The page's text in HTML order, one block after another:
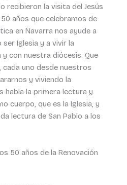
recibieron la visita del Jesús
años que celebramos de
en Navarra nos ayude a
Iglesia y a vivir la
con nuestra diócesis. Que
cada uno desde nuestros
y viviendo la
habla la primera lectura y
cuerpo, que es la Iglesia, y
lectura de San Pablo a los
50 años de la Renovación